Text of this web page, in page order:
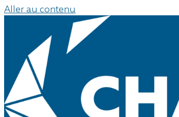
Aller au contenu